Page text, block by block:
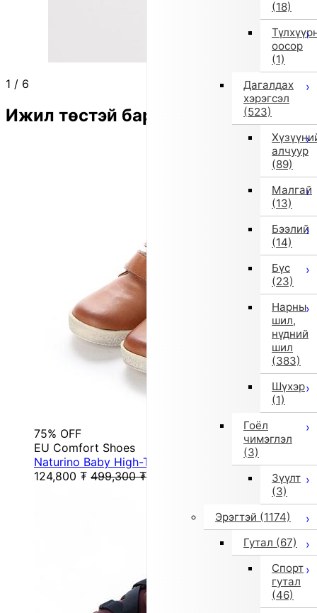
(18)
оосор
(1)
Дагалдах
хэрэгсэл
(523)
алчуур
(89)
Малгай
(13)
Бээлий
(14)
Бүс
(23)
Нарны
шил,
нүдний
шил
(383)
Шүхэр
(1)
Гоёл
чимэглэл
(3)
Зүүлт
(3)
Эрэгтэй (1174)
Гутал (67)
Спорт
гутал
(46)
1 / 6
Ижил төстэй бараа
75% OFF
EU Comfort Shoes
Naturino Baby High-Top Sneakers (Brown)
124,800 ₮ 499,300 ₮